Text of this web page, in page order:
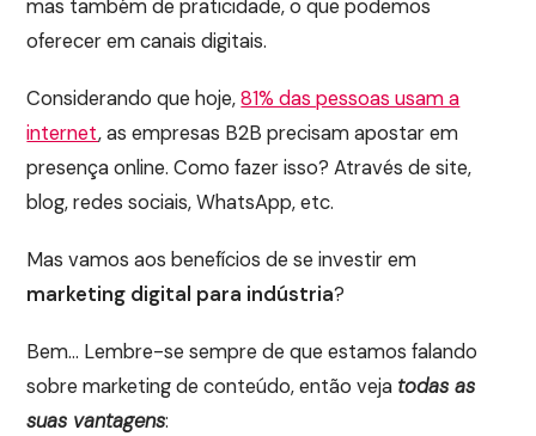
mas também de praticidade, o que podemos
oferecer em canais digitais.
Considerando que hoje,81% das pessoas usam a
internet, as empresas B2B precisam apostar em
presença online. Como fazer isso? Através de site,
blog, redes sociais, WhatsApp, etc.
Mas vamos aos benefícios de se investir em
marketing digital para indústria?
Bem… Lembre-se sempre de que estamos falando
sobre marketing de conteúdo, então veja todas as
suas vantagens: